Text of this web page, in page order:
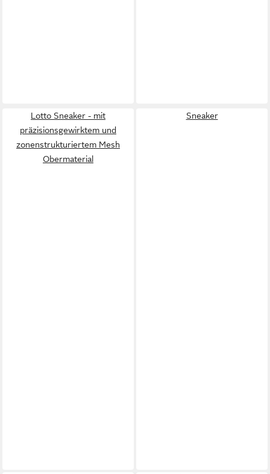
Lotto Sneaker - mit
präzisionsgewirktem und
zonenstrukturiertem Mesh
Obermaterial
Sneaker